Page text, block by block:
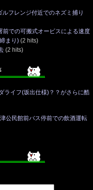
フレンジ付近でのネズミ捕り
での可搬式オービスによる速度
まり) (2 hits)
(2 hits)
ライフ(坂出仕様)？？がさらに酷
公民館前バス停前での飲酒運転